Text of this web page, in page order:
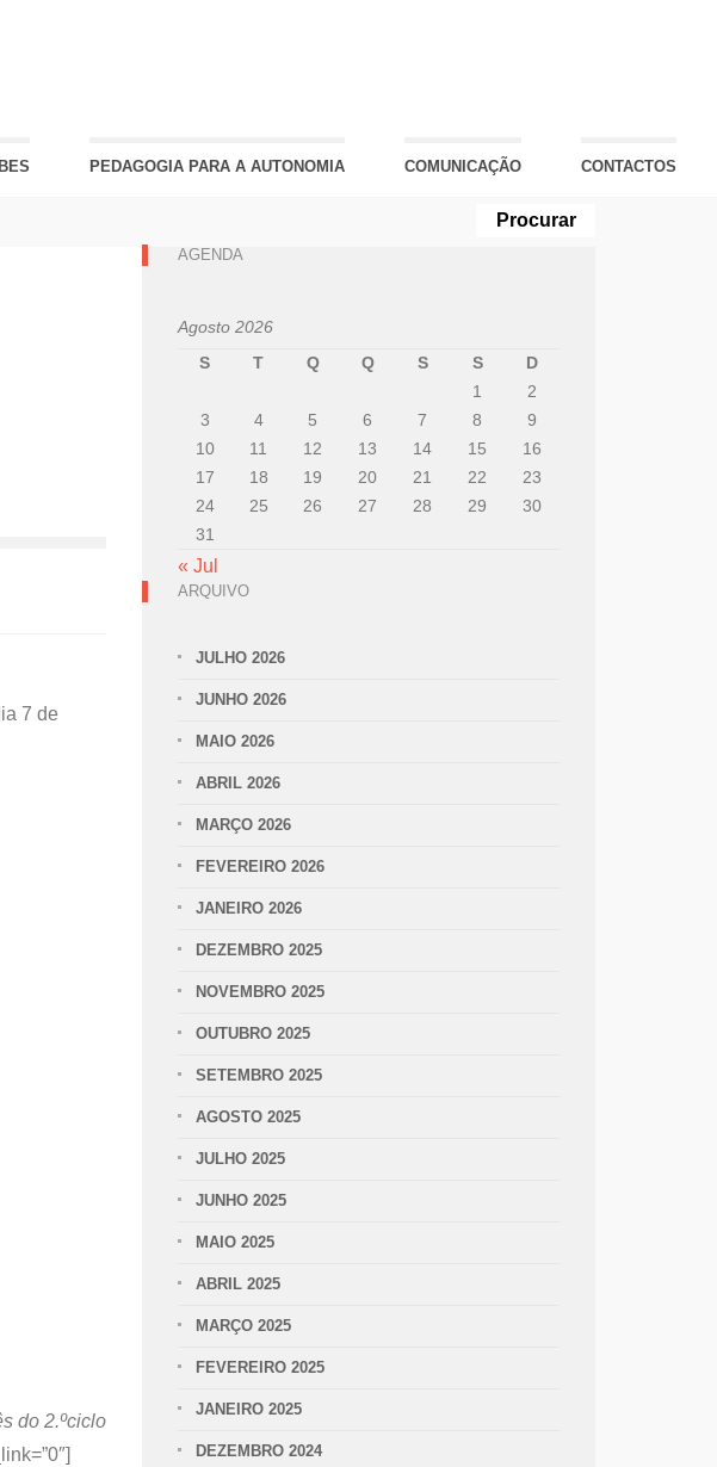
PEDAGOGIA PARA A AUTONOMIA COMUNICAÇÃO CONTACTOS
7 de
do 2.ºciclo
AGENDA
Agosto 2026
S
T Q Q S S
D
1
2
3
4 5 6 7 8
9
10
11 12 13 14 15
16
17
18 19 20 21 22
23
24
25 26 27 28 29
30
31
« Jul
ARQUIVO
JULHO 2026
JUNHO 2026
MAIO 2026
ABRIL 2026
MARÇO 2026
FEVEREIRO 2026
JANEIRO 2026
DEZEMBRO 2025
NOVEMBRO 2025
OUTUBRO 2025
SETEMBRO 2025
AGOSTO 2025
JULHO 2025
JUNHO 2025
MAIO 2025
ABRIL 2025
MARÇO 2025
FEVEREIRO 2025
JANEIRO 2025
DEZEMBRO 2024